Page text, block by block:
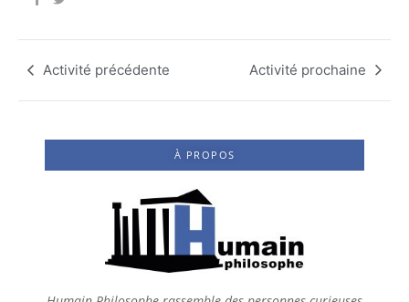
Activité précédente Activité prochaine
À PROPOS